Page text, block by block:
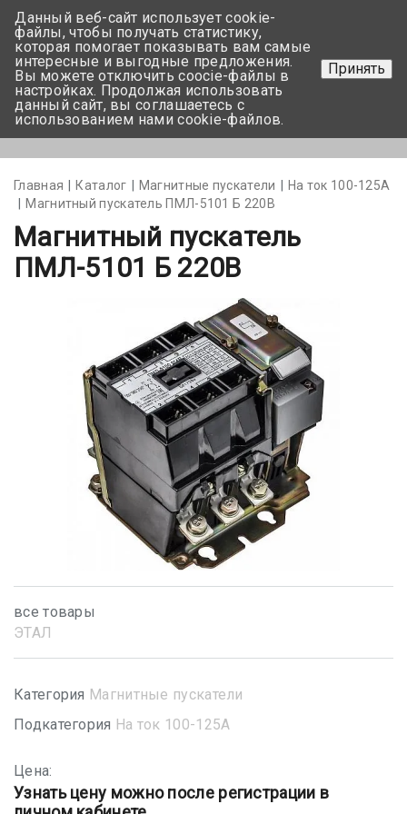
+375 17-350-99-56
+375 44-752-82-08
Задать вопрос
Главная Каталог Магнитные пускатели
На ток 100-125А
Магнитный пускатель ПМЛ-5101 Б 220В
Магнитный пускатель
ПМЛ-5101 Б 220В
все товары
ЭТАЛ
Категория Магнитные пускатели
Подкатегория На ток 100-125А
Цена:
Узнать цену можно после регистрации в
Данный веб-сайт использует cookie-
файлы, чтобы получать статистику,
которая помогает показывать вам самые
интересные и выгодные предложения.
Вы можете отключить coocie-файлы в
настройках. Продолжая использовать
данный сайт, вы соглашаетесь с
использованием нами cookie-файлов.
Принять